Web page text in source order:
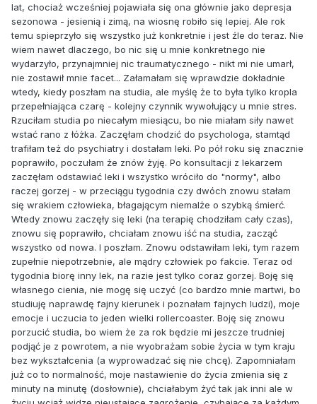
lat, chociaż wcześniej pojawiała się ona głównie jako depresja
sezonowa - jesienią i zimą, na wiosnę robiło się lepiej. Ale rok
temu spieprzyło się wszystko już konkretnie i jest źle do teraz. Nie
wiem nawet dlaczego, bo nic się u mnie konkretnego nie
wydarzyło, przynajmniej nic traumatycznego - nikt mi nie umarł,
nie zostawił mnie facet... Załamałam się wprawdzie dokładnie
wtedy, kiedy poszłam na studia, ale myślę że to była tylko kropla
przepełniająca czarę - kolejny czynnik wywołujący u mnie stres.
Rzuciłam studia po niecałym miesiącu, bo nie miałam siły nawet
wstać rano z łóżka. Zaczęłam chodzić do psychologa, stamtąd
trafiłam też do psychiatry i dostałam leki. Po pół roku się znacznie
poprawiło, poczułam że znów żyję. Po konsultacji z lekarzem
zaczęłam odstawiać leki i wszystko wróciło do "normy", albo
raczej gorzej - w przeciągu tygodnia czy dwóch znowu stałam
się wrakiem człowieka, błagającym niemalże o szybką śmierć.
Wtedy znowu zaczęły się leki (na terapię chodziłam cały czas),
znowu się poprawiło, chciałam znowu iść na studia, zacząć
wszystko od nowa. I poszłam. Znowu odstawiłam leki, tym razem
zupełnie niepotrzebnie, ale mądry człowiek po fakcie. Teraz od
tygodnia biorę inny lek, na razie jest tylko coraz gorzej. Boję się
własnego cienia, nie mogę się uczyć (co bardzo mnie martwi, bo
studiuję naprawdę fajny kierunek i poznałam fajnych ludzi), moje
emocje i uczucia to jeden wielki rollercoaster. Boję się znowu
porzucić studia, bo wiem że za rok będzie mi jeszcze trudniej
podjąć je z powrotem, a nie wyobrażam sobie życia w tym kraju
bez wykształcenia (a wyprowadzać się nie chcę). Zapomniałam
już co to normalność, moje nastawienie do życia zmienia się z
minuty na minutę (dosłownie), chciałabym żyć tak jak inni ale w